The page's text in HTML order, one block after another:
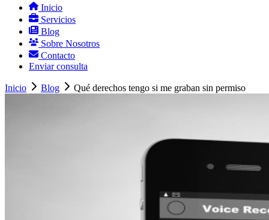
Inicio
Servicios
Blog
Sobre Nosotros
Contacto
Enviar consulta
Inicio Blog Qué derechos tengo si me graban sin permiso